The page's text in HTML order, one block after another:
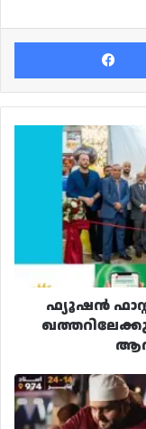
"ഊഡിൽസ്
ഖത്തറിലേക്കും;
സെന്റർ
ദോഹ
മാളിൽ
ആദ്യ
ഫ്യൂഷൻ
ഖത്തർ
ഇന്റർനാഷണൽ
ഫുഡ്